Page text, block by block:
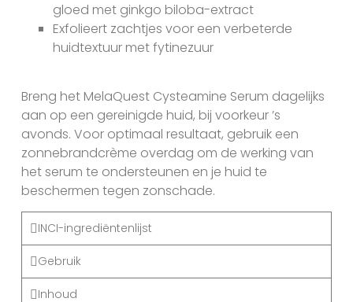
gloed met ginkgo biloba-extract
Exfolieert zachtjes voor een verbeterde
huidtextuur met fytinezuur
Breng het MelaQuest Cysteamine Serum dagelijks
aan op een gereinigde huid, bij voorkeur ’s
avonds. Voor optimaal resultaat, gebruik een
zonnebrandcrème overdag om de werking van
het serum te ondersteunen en je huid te
beschermen tegen zonschade.
INCI-ingrediëntenlijst
Gebruik
Inhoud